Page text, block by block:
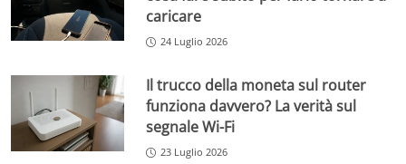
caricare
24 Luglio 2026
Il trucco della moneta sul router
funziona davvero? La verità sul
segnale Wi-Fi
23 Luglio 2026